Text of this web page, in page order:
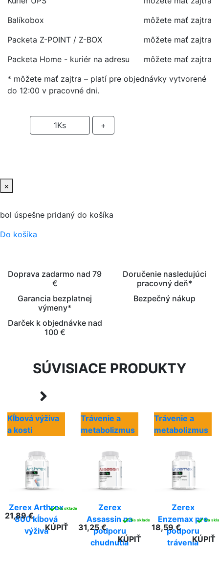
Balíkobox
môžete mať zajtra
Packeta Z-POINT / Z-BOX
môžete mať zajtra
Packeta Home - kuriér na adresu
môžete mať zajtra
* môžete mať zajtra – platí pre objednávky vytvorené
do 12:00 v pracovné dni.
1Ks +
×
bol úspešne pridaný do košíka
Do košíka
Doprava zadarmo nad 79
€
Doručenie nasledujúci
pracovný deň*
Garancia bezplatnej
výmeny*
Bezpečný nákup
Darček k objednávke nad
100 €
SÚVISIACE PRODUKTY
Kĺbová výživa
a kosti
Zerex Arthrex
800 kĺbová
výživa
21,89 €
✓ Na sklade
KÚPIŤ
Trávenie a
metabolizmus
Zerex
Assassin na
podporu
chudnutia
31,25 €
✓ Na sklade
KÚPIŤ
Trávenie a
metabolizmus
Zerex
Enzemax pre
podporu
trávenia
18,59 €
✓ Na
KÚPIŤ